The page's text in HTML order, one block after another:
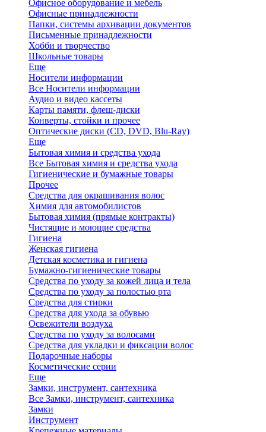
Офисное оборудование и мебель
Офисные принадлежности
Папки, системы архивации документов
Письменные принадлежности
Хобби и творчество
Школьные товары
Еще
Носители информации
Все Носители информации
Аудио и видео кассеты
Карты памяти, флеш-диски
Конверты, стойки и прочее
Оптические диски (CD, DVD, Blu-Ray)
Еще
Бытовая химия и средства ухода
Все Бытовая химия и средства ухода
Гигиенические и бумажные товары
Прочее
Средства для окрашивания волос
Химия для автомобилистов
Бытовая химия (прямые контракты)
Чистящие и моющие средства
Гигиена
Женская гигиена
Детская косметика и гигиена
Бумажно-гигиенические товары
Средства по уходу за кожей лица и тела
Средства по уходу за полостью рта
Средства для стирки
Средства для ухода за обувью
Освежители воздуха
Средства по уходу за волосами
Средства для укладки и фиксации волос
Подарочные наборы
Косметические серии
Еще
Замки, инструмент, сантехника
Все Замки, инструмент, сантехника
Замки
Инструмент